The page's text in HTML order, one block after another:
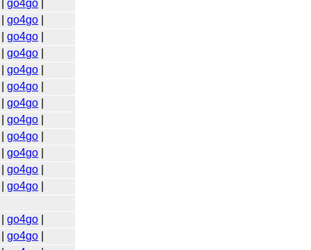
|go4go
|go4go
|go4go
|go4go
|go4go
|go4go
|go4go
|go4go
|go4go
|go4go
|go4go
|go4go
|go4go
|go4go